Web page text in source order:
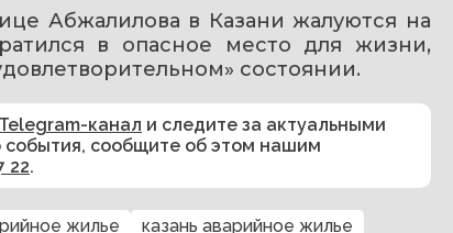
Абжалилова в Казани жалуются на
в опасное место для жизни,
состоянии.
Telegram-канал и следите за актуальными
события, сообщите об этом нашим
22.
жилье
казань аварийное жилье